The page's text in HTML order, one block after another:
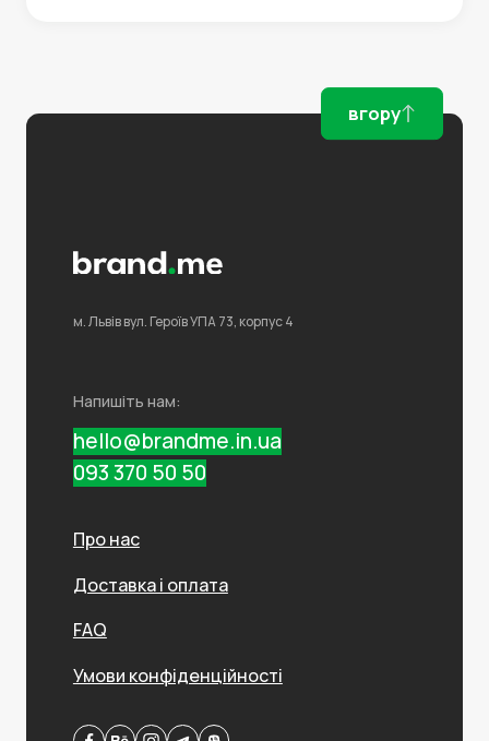
Про нас
Доставка і оплата
FAQ
Умови конфіденційності
м. Львіввул. Героїв УПА 73, корпус 4
Напишіть нам:
hello@brandme.in.ua
093 370 50 50
вгору